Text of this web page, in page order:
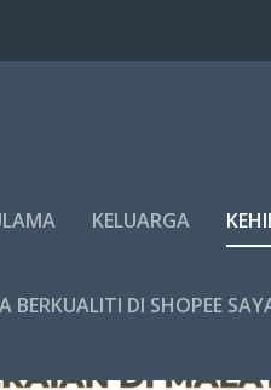
KELUARGA
DI SHOPEE